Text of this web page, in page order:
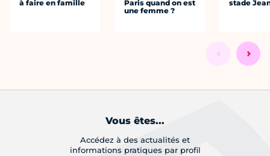
à faire en famille
Paris quand on est
une femme ?
stade
Vous êtes...
Accédez à des actualités et
informations pratiques par profil